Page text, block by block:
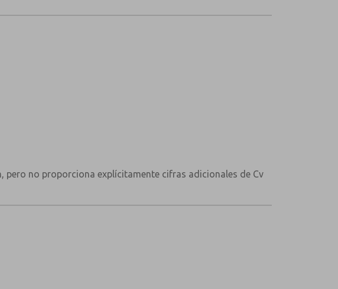
no proporciona explícitamente cifras adicionales de Cv